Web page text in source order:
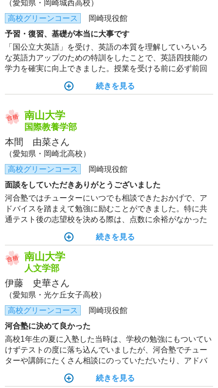
（愛知県・岡崎城西高校）
高校グリーンコース
岡崎現役館
予習・復習、基礎が本当に大事です
「国公立大英語」を受け、英語の本質を理解していろいろ
な英語力アップのための特訓をしたことで、英語四技能の
学力を確実に向上できました。授業を受ける前に必ず前回
を自分のものにするために努力したことで、合格できまし
続きを見る
南山大学
国際教養学部
本間 由菜さん
（愛知県・岡崎北高校）
高校グリーンコース
岡崎現役館
面談をしていただきありがとうございました
河合塾ではチューターにいつでも相談できたおかげで、ア
ドバイスを踏まえて勉強に励むことができました。特に共
通テスト後の志望校を決める際は、点数に余裕がなかった
とで後悔のない決断をできたと思います。
続きを見る
南山大学
人文学部
伊藤 史華さん
（愛知県・光ケ丘女子高校）
高校グリーンコース
岡崎現役館
河合塾に決めて良かった
高校1年生の夏に入塾した当時は、学校の勉強にもついてい
けずテストの度に落ち込んでいましたが、河合塾でチュー
ターや講師にたくさん相談にのっていただいたり、アドバ
た大学に合格することができました。お世話になったチュ
続きを見る